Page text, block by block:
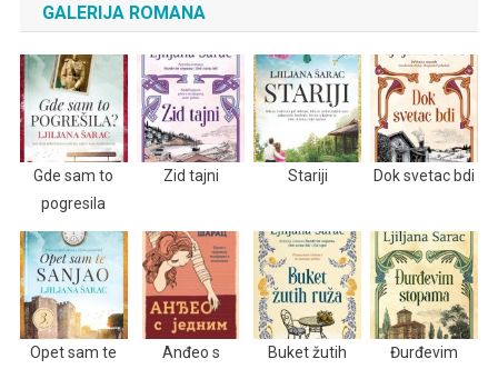
GALERIJA ROMANA
Gde sam to
pogresila
Zid tajni Stariji Dok svetac bdi
Opet sam te
Anđeo s
Buket žutih
Đurđevim